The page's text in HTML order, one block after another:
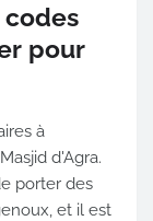
pour
à
d'Agra.
porter des
et il est